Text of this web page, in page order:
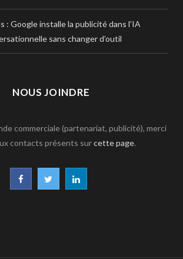
: Google installe la publicité dans l’IA
sans changer d’outil
NOUS JOINDRE
commerciale (partenariat, publicité), merci
contacts présents surcette page.
F L